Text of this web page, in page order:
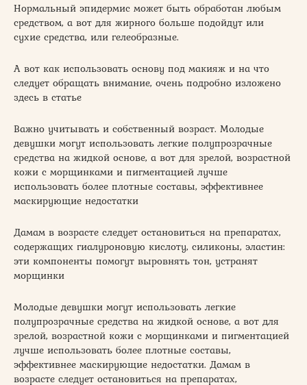
Нормальный эпидермис может быть обработан любым
средством, а вот для жирного больше подойдут или
сухие средства, или гелеобразные.
А вот как использовать основу под макияж и на что
следует обращать внимание, очень подробно изложено
здесь в статье
Важно учитывать и собственный возраст. Молодые
девушки могут использовать легкие полупрозрачные
средства на жидкой основе, а вот для зрелой, возрастной
кожи с морщинками и пигментацией лучше
использовать более плотные составы, эффективнее
маскирующие недостатки
Дамам в возрасте следует остановиться на препаратах,
содержащих гиалуроновую кислоту, силиконы, эластин:
эти компоненты помогут выровнять тон, устранят
морщинки
Молодые девушки могут использовать легкие
полупрозрачные средства на жидкой основе, а вот для
зрелой, возрастной кожи с морщинками и пигментацией
лучше использовать более плотные составы,
эффективнее маскирующие недостатки. Дамам в
возрасте следует остановиться на препаратах,